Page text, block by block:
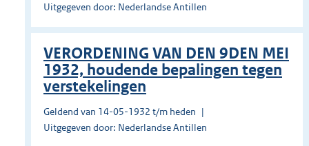
Uitgegeven door: Nederlandse Antillen
VERORDENING VAN DEN 9DEN MEI
1932, houdende bepalingen tegen
verstekelingen
Geldend van 14-05-1932 t/m heden
Uitgegeven door: Nederlandse Antillen